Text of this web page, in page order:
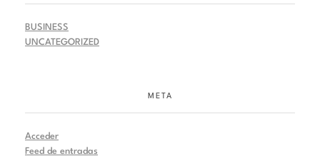
BUSINESS
UNCATEGORIZED
META
Acceder
Feed de entradas